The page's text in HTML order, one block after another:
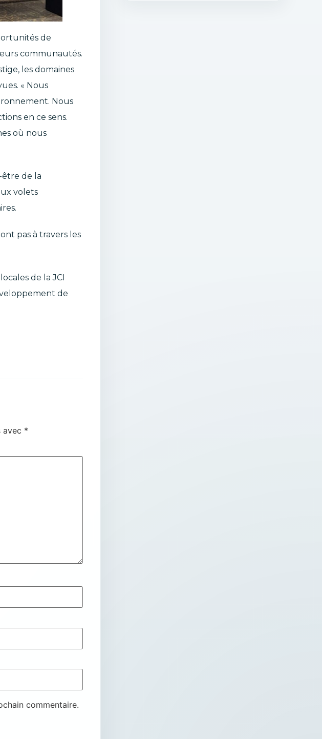
de
communautés.
les domaines
« Nous
Nous
en ce sens.
où nous
être de la
volets
pas à travers les
de la JCI
de
avec *
commentaire.